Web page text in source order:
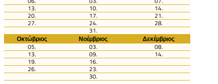
13. 10. 14.
20. 17. 21.
27. 24. 28.
31.
Οκτώβριος
Νοέμβριος
Δεκέμβριος
05.
03. 08.
13. 09. 14.
19. 16.
26. 23.
30.